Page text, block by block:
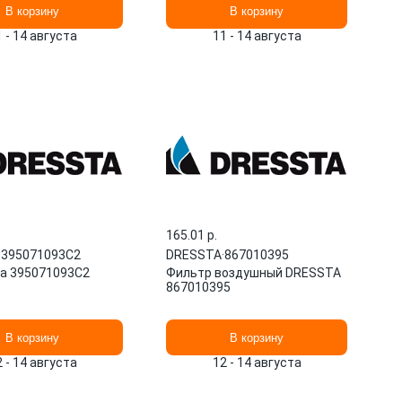
В корзину
- 14 августа
В корзину
11 - 14 августа
395071093C2
395071093C2
В корзину
- 14 августа
165.01 p.
DRESSTA·867010395
Фильтр воздушный DRESSTA
867010395
В корзину
12 - 14 августа